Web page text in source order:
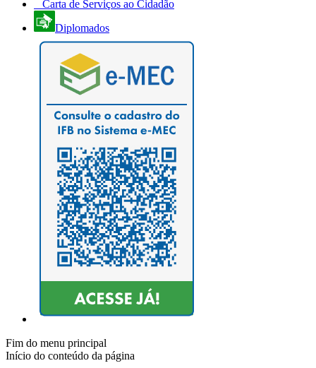
Carta de Serviços ao Cidadão
Diplomados
Fim do menu principal
Início do conteúdo da página